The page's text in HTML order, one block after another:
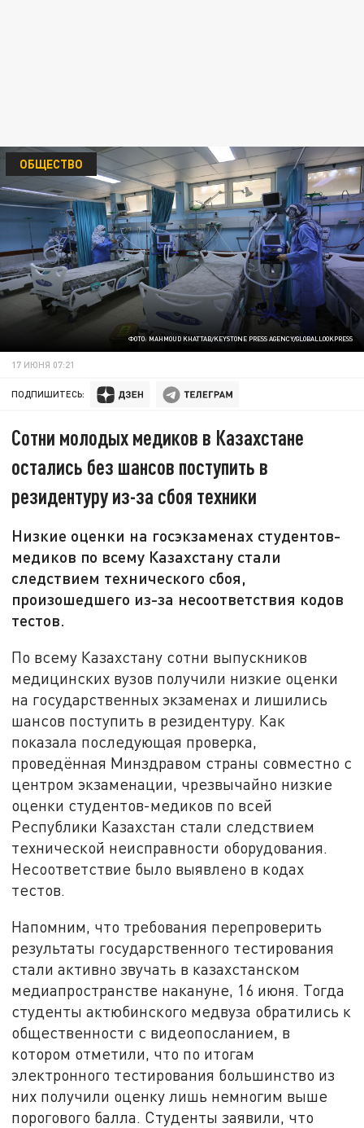
ФОТО: MAHMOUD KHATTAB/KEYSTONE PRESS AGENCY/GLOBALLOOKPRESS
ОБЩЕСТВО
17 ИЮНЯ 07:21
ПОДПИШИТЕСЬ:
Сотни молодых медиков в Казахстане
остались без шансов поступить в
резидентуру из-за сбоя техники
Низкие оценки на госэкзаменах студентов-
медиков по всему Казахстану стали
следствием технического сбоя,
произошедшего из-за несоответствия кодов
тестов.
По всему Казахстану сотни выпускников
медицинских вузов получили низкие оценки
на государственных экзаменах и лишились
шансов поступить в резидентуру. Как
показала последующая проверка,
проведённая Минздравом страны совместно с
центром экзаменации, чрезвычайно низкие
оценки студентов-медиков по всей
Республики Казахстан стали следствием
технической неисправности оборудования.
Несоответствие было выявлено в кодах
тестов.
Напомним, что требования перепроверить
результаты государственного тестирования
стали активно звучать в казахстанском
медиапространстве накануне, 16 июня. Тогда
студенты актюбинского медвуза обратились к
общественности с видеопосланием, в
котором отметили, что по итогам
электронного тестирования большинство из
них получили оценку лишь немногим выше
порогового балла. Студенты заявили, что